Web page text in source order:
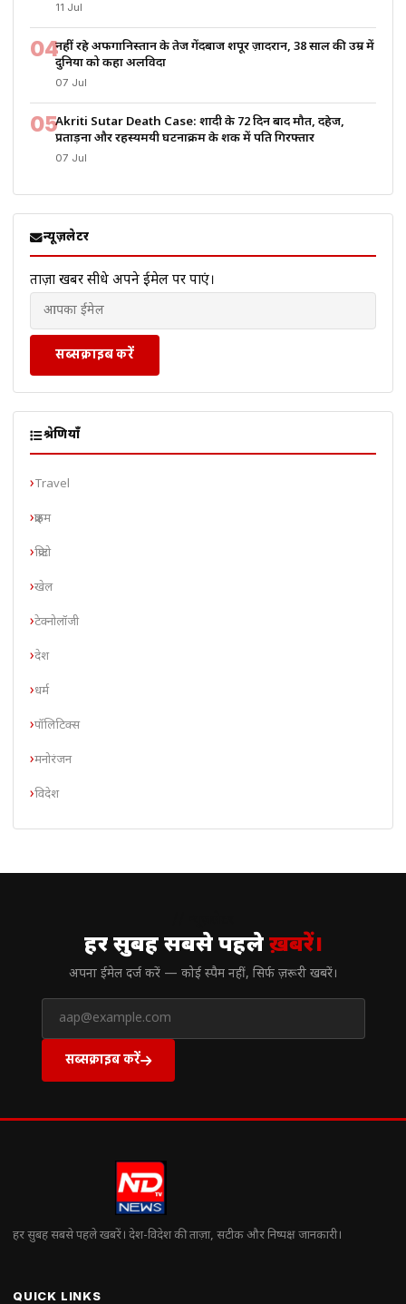
11 Jul
04नहीं रहे अफगानिस्तान के तेज गेंदबाज शपूर ज़ादरान, 38 साल की उम्र में
दुनिया को कहा अलविदा
07 Jul
05Akriti Sutar Death Case: शादी के 72 दिन बाद मौत, दहेज,
प्रताड़ना और रहस्यमयी घटनाक्रम के शक में पति गिरफ्तार
07 Jul
न्यूज़लेटर
ताज़ा खबरें सीधे अपने ईमेल पर पाएं।
सब्सक्राइब करें
श्रेणियाँ
Travel
क्राइम
क्रिप्टो
खेल
टेक्नोलॉजी
देश
धर्म
पॉलिटिक्स
मनोरंजन
विदेश
हर सुबह सबसे पहलेख़बरें।
अपना ईमेल दर्ज करें — कोई स्पैम नहीं, सिर्फ ज़रूरी खबरें।
सब्सक्राइब करें
हर सुबह सबसे पहले खबरें। देश-विदेश की ताज़ा, सटीक और निष्पक्ष जानकारी।
QUICK LINKS